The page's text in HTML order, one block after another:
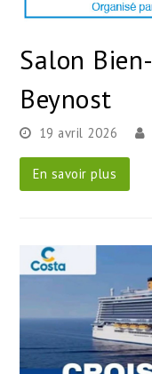
Salon
Beynost
19 avril 2026
En savoir plus